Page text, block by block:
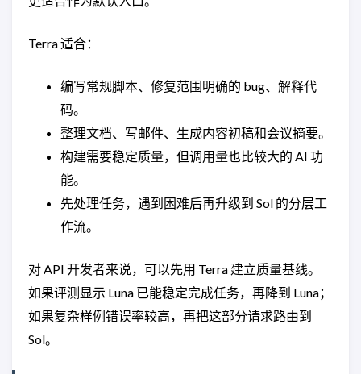
Terra 适合：
编写常规脚本、修复范围明确的 bug、解释代
码。
整理文档、写邮件、生成内容初稿和会议摘要。
构建需要稳定质量，但调用量也比较大的 AI 功
能。
先处理任务，遇到困难后再升级到 Sol 的分层工
作流。
对 API 开发者来说，可以先用 Terra 建立质量基线。
如果评测显示 Luna 已能稳定完成任务，再降到 Luna；
如果复杂样例错误率较高，再把这部分请求路由到
Sol。